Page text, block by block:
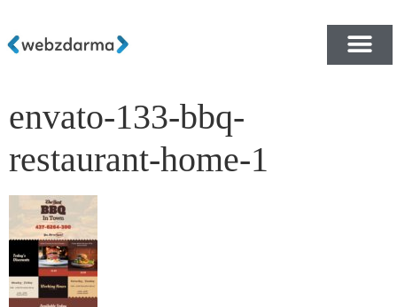
envato-133-bbq-
restaurant-home-1